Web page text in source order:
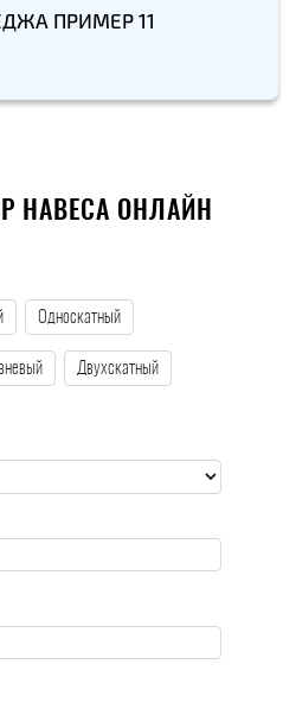
ПРИМЕР 11
НАВЕСА ОНЛАЙН
Односкатный
Двухскатный